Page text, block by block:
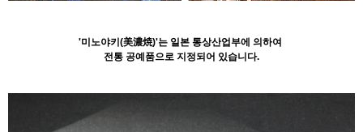
'미노야키(美濃焼)'는 일본 통상산업부에 의하여
전통 공예품으로 지정되어 있습니다.